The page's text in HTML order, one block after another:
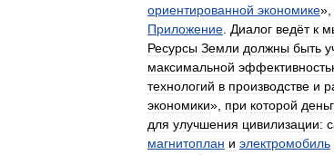
ориентированной экономике»,
Приложение. Диалог ведёт к
Ресурсы Земли должны быть
максимальной
технологий в производстве и
экономики», при которой
для улучшения цивилизации:
магнитоплан и электромобиль